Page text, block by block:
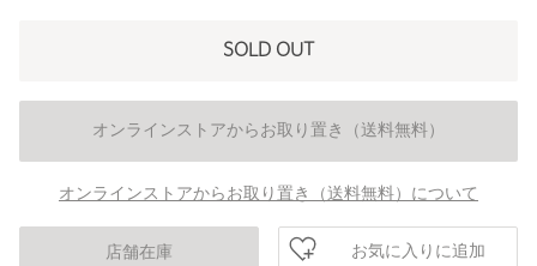
SOLD OUT
オンラインストアからお取り置き（送料無料）
オンラインストアからお取り置き（送料無料）について
店舗在庫 お気に入りに追加